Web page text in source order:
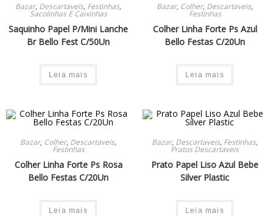
Bazar, Descartaveis, Festinhas,
Sacolinhas E Caixinhas
Saquinho Papel P/Mini Lanche
Br Bello Fest C/50Un
Leia mais
Bazar, Colher, Descartaveis,
Festinhas
Colher Linha Forte Ps Azul
Bello Festas C/20Un
Leia mais
Bazar, Colher, Descartaveis,
Festinhas
Colher Linha Forte Ps Rosa
Bello Festas C/20Un
Leia mais
Bazar, Descartaveis, Festinhas,
Pratos Descartaveis
Prato Papel Liso Azul Bebe
Silver Plastic
Leia mais